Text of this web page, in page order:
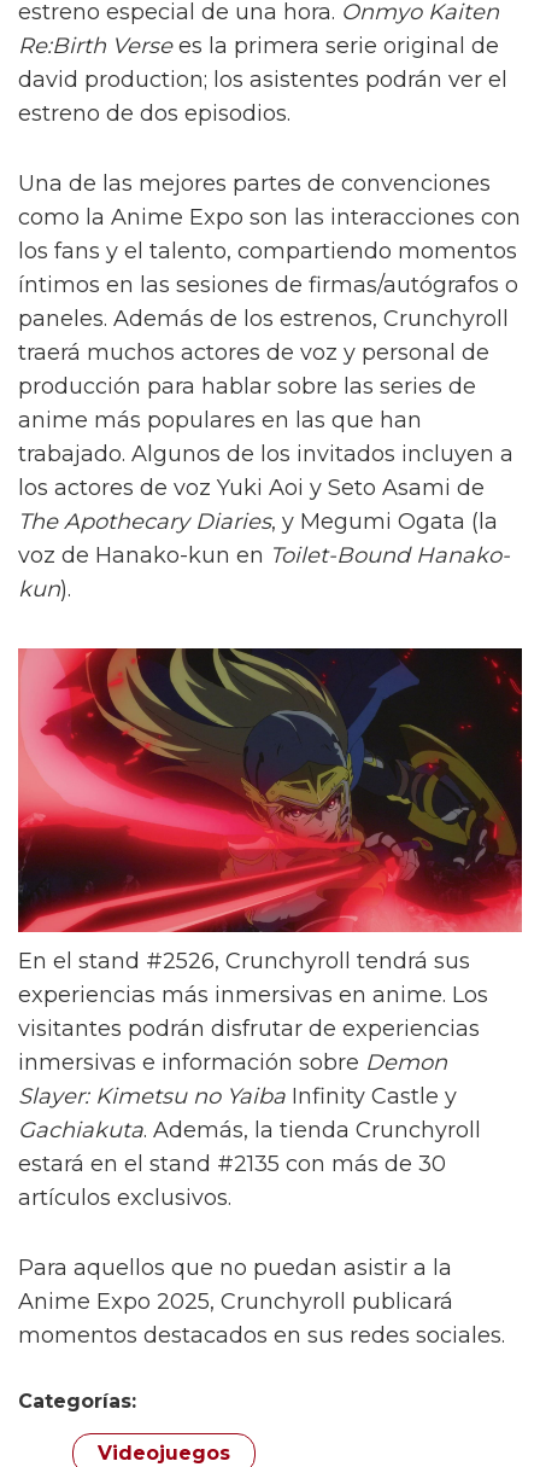
estreno especial de una hora. Onmyo Kaiten
Re:Birth Versees la primera serie original de
david production; los asistentes podrán ver el
estreno de dos episodios.
Una de las mejores partes de convenciones
como la Anime Expo son las interacciones con
los fans y el talento, compartiendo momentos
íntimos en las sesiones de firmas/autógrafos o
paneles. Además de los estrenos, Crunchyroll
traerá muchos actores de voz y personal de
producción para hablar sobre las series de
anime más populares en las que han
trabajado. Algunos de los invitados incluyen a
los actores de voz Yuki Aoi y Seto Asami de
The Apothecary Diaries, y Megumi Ogata (la
voz de Hanako-kun en Toilet-Bound Hanako-
kun).
En el stand #2526, Crunchyroll tendrá sus
experiencias más inmersivas en anime. Los
visitantes podrán disfrutar de experiencias
inmersivas e información sobre Demon
Slayer: Kimetsu no Yaiba Infinity Castle y
Gachiakuta. Además, la tienda Crunchyroll
estará en el stand #2135 con más de 30
artículos exclusivos.
Para aquellos que no puedan asistir a la
Anime Expo 2025, Crunchyroll publicará
momentos destacados en sus redes sociales.
Categorías:
Videojuegos